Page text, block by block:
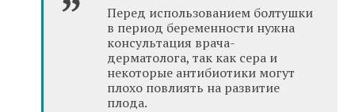
Перед использованием болтушки
в период беременности нужна
консультация врача-
дерматолога, так как сера и
некоторые антибиотики могут
плохо повлиять на развитие
плода.